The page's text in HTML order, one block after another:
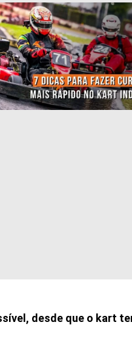
desde que o kart